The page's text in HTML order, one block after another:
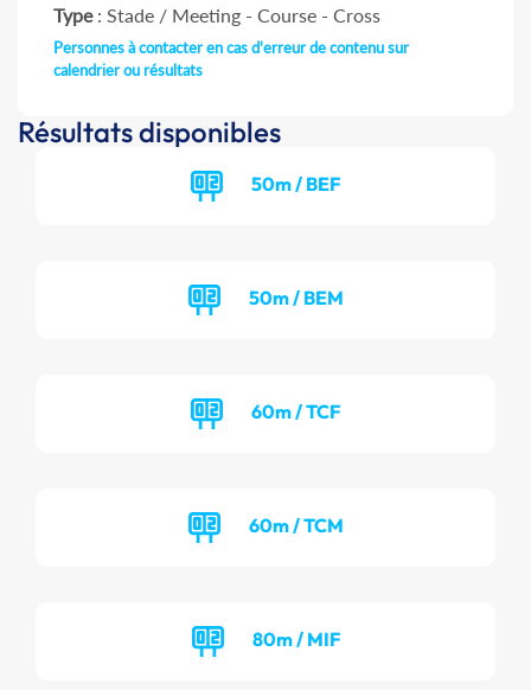
Type: Stade / Meeting - Course - Cross
Personnes à contacter en cas d'erreur de contenu sur
calendrier ou résultats
Résultats disponibles
50m / BEF
50m / BEM
60m / TCF
60m / TCM
80m / MIF